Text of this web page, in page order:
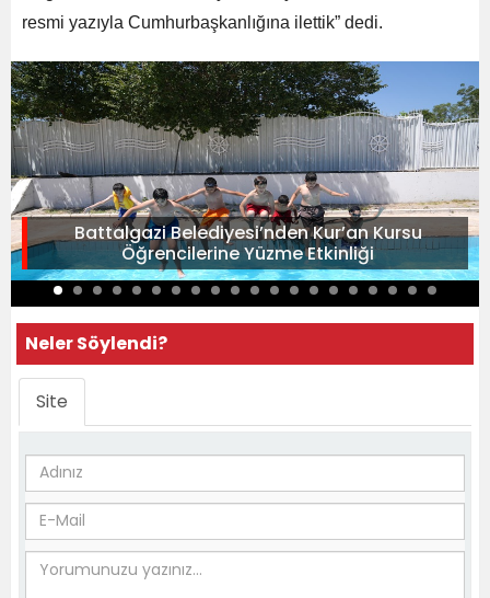
resmi yazıyla Cumhurbaşkanlığına ilettik” dedi.
Battalgazi Belediyesi’nden Kur’an Kursu
Öğrencilerine Yüzme Etkinliği
Neler Söylendi?
Site